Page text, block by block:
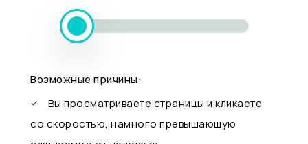
Возможные причины:
Вы просматриваете страницы и кликаете
со скоростью, намного превышающую